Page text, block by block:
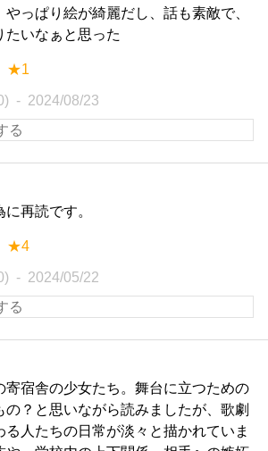
やっぱり絵が綺麗だし、話も素敵で、
たいなぁと思った
★1
2024/08/23
再読です。
★4
2024/05/22
寄宿舎の少女たち。舞台に立つための
の？と思いながら読みましたが、歌劇
る人たちの日常が淡々と描かれていま